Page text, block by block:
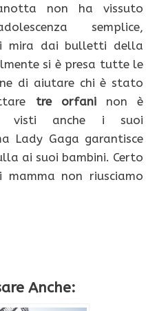
non ha vissuto
semplice,
mira dai bulletti della
si è presa tutte le
di aiutare chi è stato
tre orfani non è
visti anche i suoi
Lady Gaga garantisce
ai suoi bambini. Certo
non riusciamo
Anche: